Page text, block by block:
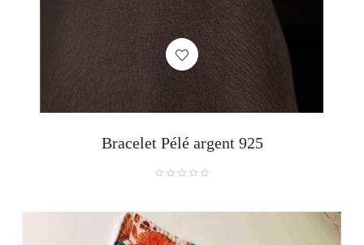
Bracelet Pélé argent 925